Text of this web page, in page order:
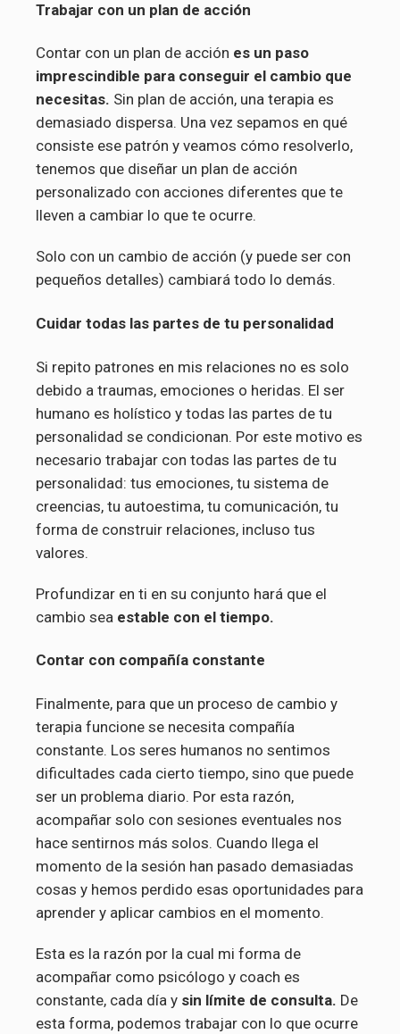
Trabajar con un plan de acción
Contar con un plan de acción es un paso
imprescindible para conseguir el cambio que
necesitas. Sin plan de acción, una terapia es
demasiado dispersa. Una vez sepamos en qué
consiste ese patrón y veamos cómo resolverlo,
tenemos que diseñar un plan de acción
personalizado con acciones diferentes que te
lleven a cambiar lo que te ocurre.
Solo con un cambio de acción (y puede ser con
pequeños detalles) cambiará todo lo demás.
Cuidar todas las partes de tu personalidad
Si repito patrones en mis relaciones no es solo
debido a traumas, emociones o heridas. El ser
humano es holístico y todas las partes de tu
personalidad se condicionan. Por este motivo es
necesario trabajar con todas las partes de tu
personalidad: tus emociones, tu sistema de
creencias, tu autoestima, tu comunicación, tu
forma de construir relaciones, incluso tus
valores.
Profundizar en ti en su conjunto hará que el
cambio sea estable con el tiempo.
Contar con compañía constante
Finalmente, para que un proceso de cambio y
terapia funcione se necesita compañía
constante. Los seres humanos no sentimos
dificultades cada cierto tiempo, sino que puede
ser un problema diario. Por esta razón,
acompañar solo con sesiones eventuales nos
hace sentirnos más solos. Cuando llega el
momento de la sesión han pasado demasiadas
cosas y hemos perdido esas oportunidades para
aprender y aplicar cambios en el momento.
Esta es la razón por la cual mi forma de
acompañar como psicólogo y coach es
constante, cada día y sin límite de consulta. De
esta forma, podemos trabajar con lo que ocurre